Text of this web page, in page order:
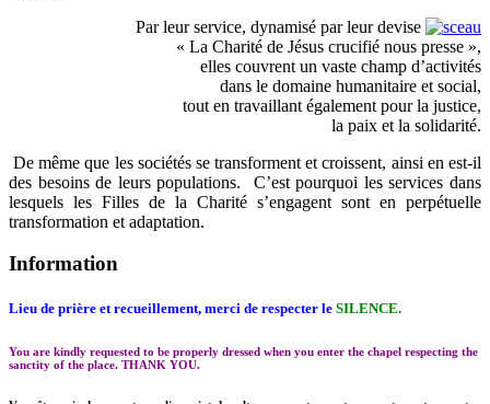
Par leur service, dynamisé par leur devise
« La Charité de Jésus crucifié nous presse »,
elles couvrent un vaste champ d’activités
dans le domaine humanitaire et social,
tout en travaillant également pour la justice,
la paix et la solidarité.
De même que les sociétés se transforment et croissent, ainsi en est-il
des besoins de leurs populations. C’est pourquoi les services dans
lesquels les Filles de la Charité s’engagent sont en perpétuelle
transformation et adaptation.
Information
Lieu de prière et recueillement, merci de respecter le SILENCE.
You are kindly requested to be properly dressed when you enter the chapel respecting the
sanctity of the place. THANK YOU.